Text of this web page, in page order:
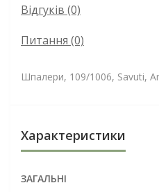
Відгуків (0)
Питання (0)
Шпалери, 109/1006, Savuti,
Характеристики
ЗАГАЛЬНІ